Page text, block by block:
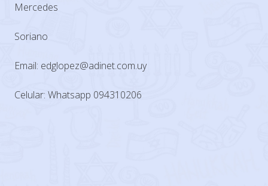
Mercedes
Soriano
Email: edglopez@adinet.com.uy
Celular: Whatsapp 094310206